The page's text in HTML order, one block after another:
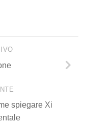
spiegare Xi